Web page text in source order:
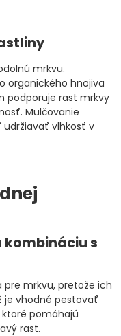
mrkvu.
organického hnojiva
podporuje rast mrkvy
Mulčovanie
vlhkosť v
kombináciu s
pre mrkvu, pretože ich
je vhodné pestovať
pomáhajú
rast.